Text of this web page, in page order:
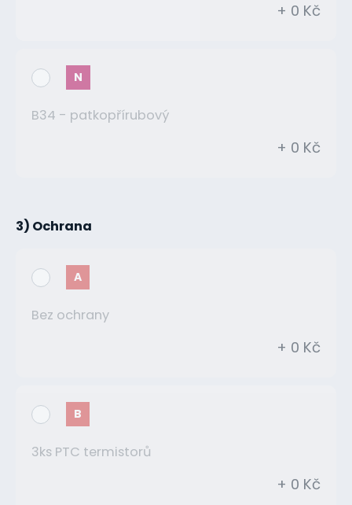
+ 0 Kč
N
B34 - patkopřírubový
+ 0 Kč
3) Ochrana
A
Bez ochrany
+ 0 Kč
B
3ks PTC termistorů
+ 0 Kč